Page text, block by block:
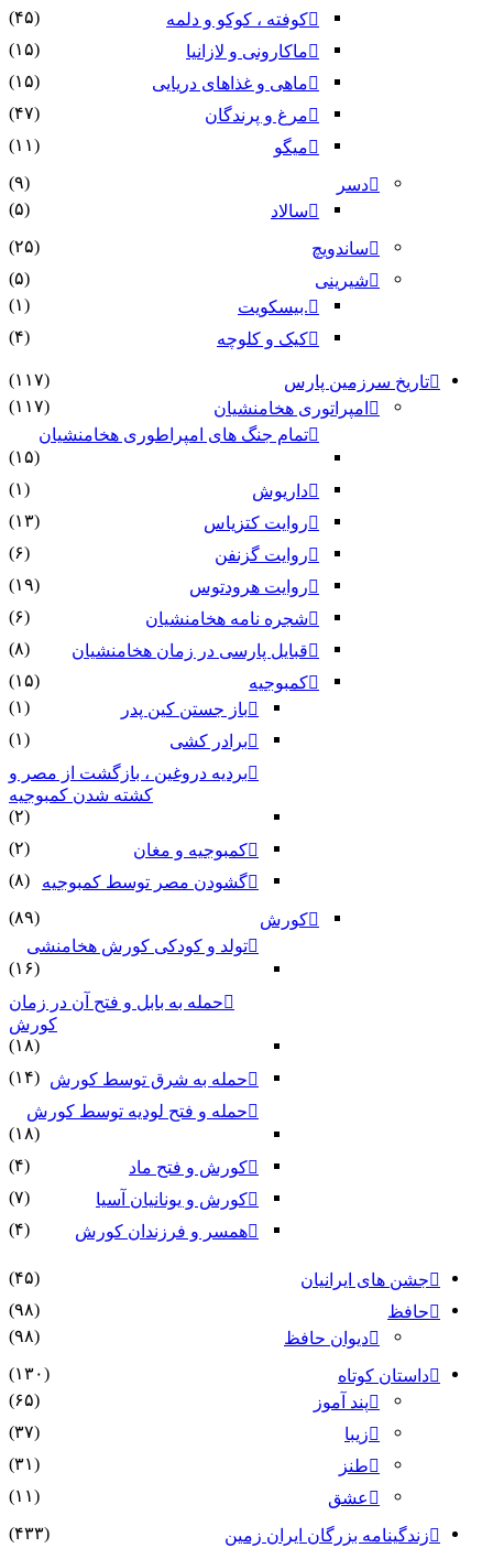
کوفته ، کوکو و دلمه
(۴۵)
ماکارونی و لازانیا
(۱۵)
ماهی و غذاهای دریایی
(۱۵)
مرغ و پرندگان
(۴۷)
میگو
(۱۱)
دسر
(۹)
سالاد
(۵)
ساندویچ
(۲۵)
شیرینی
(۵)
.بیسکویت
(۱)
کیک و کلوچه
(۴)
تاریخ سرزمین پارس
(۱۱۷)
امپراتوری هخامنشیان
(۱۱۷)
تمام جنگ های امپراطوری هخامنشیان
(۱۵)
داریوش
(۱)
روایت کتزیاس
(۱۳)
روایت گزنفن
(۶)
روایت هرودتوس
(۱۹)
شجره نامه هخامنشیان
(۶)
قبایل پارسی در زمان هخامنشیان
(۸)
کمبوجیه
(۱۵)
باز جستن کین پدر
(۱)
برادر کشی
(۱)
بردیه دروغین ، بازگشت از مصر و
کشته شدن کمبوجیه
(۲)
کمبوجیه و مغان
(۲)
گشودن مصر توسط کمبوجیه
(۸)
کورش
(۸۹)
تولد و کودکی کورش هخامنشی
(۱۶)
حمله به بابل و فتح آن در زمان
کورش
(۱۸)
حمله به شرق توسط کورش (۱۴)
حمله و فتح لودیه توسط کورش
(۱۸)
کورش و فتح ماد
(۴)
کورش و یونانیان آسیا
(۷)
همسر و فرزندان کورش
(۴)
جشن های ایرانیان
(۴۵)
حافظ
(۹۸)
دیوان حافظ
(۹۸)
داستان کوتاه
(۱۳۰)
پند آموز
(۶۵)
زیبا
(۳۷)
طنز
(۳۱)
عشق
(۱۱)
زندگینامه بزرگان ایران زمین
(۴۳۳)